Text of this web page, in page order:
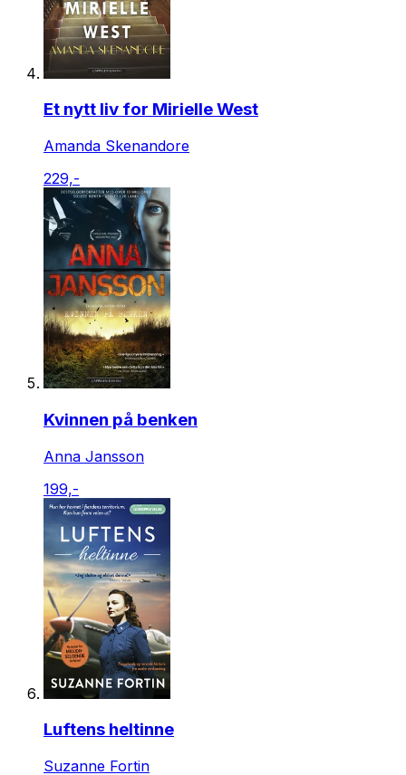
Et nytt liv for Mirielle West
Amanda Skenandore
229,-
Kvinnen på benken
Anna Jansson
199,-
Luftens heltinne
Suzanne Fortin